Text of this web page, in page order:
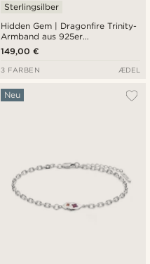
Hidden Gem | Dragonfire Trinity-
Armband aus 925er
Sterlingsilber
Sterlingsilber
149,00 €
3 FARBEN ÆDEL
Neu